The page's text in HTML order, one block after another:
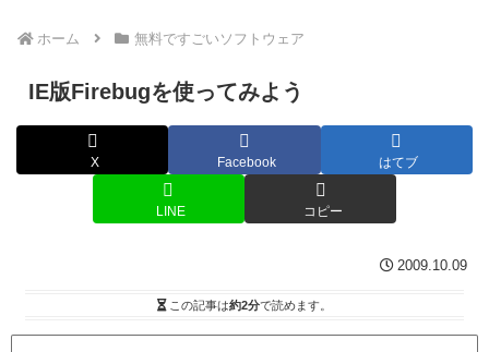
ホーム 無料ですごいソフトウェア
IE版Firebugを使ってみよう
X Facebook はてブ
LINE コピー
2009.10.09
この記事は約2分で読めます。